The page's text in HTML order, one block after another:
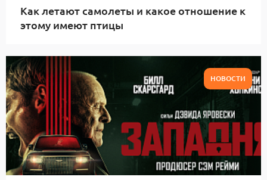
Как летают самолеты и какое отношение к
этому имеют птицы
НОВОСТИ